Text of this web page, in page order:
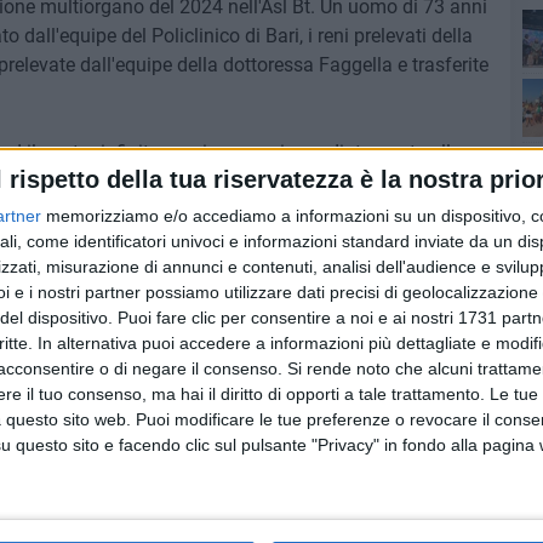
rispetto della tua riservatezza è la nostra
memorizziamo e/o accediamo a informazioni su un dispositivo,
come identificatori univoci e informazioni standard inviate da un
misurazione di annunci e contenuti, analisi dell'audience e
e i nostri partner possiamo utilizzare dati precisi di
dispositivo. Puoi fare clic per consentire a noi e ai nostri 1731
In alternativa puoi accedere a informazioni più dettagliate e
o di negare il consenso. Si rende noto che alcuni
il tuo consenso, ma hai il diritto di opporti a tale trattamento. Le
sito web. Puoi modificare le tue preferenze o revocare il
questo sito e facendo clic sul pulsante "Privacy" in fondo alla pagina
multiorgano del 2024 nell'Asl Bt. Un uomo di 73 anni
dall'equipe del Policlinico di Bari, i reni prelevati della
dall'equipe della dottoressa Faggella e trasferite
il nostro infinito grazie vanno immediatamente alla
Vitobello, coordinatore donazioni della Asl Bt. Un
sanitari del Dimiccoli che a vario titolo sono intervenuti
necessario un notevole impegno".
dell'Asl Bt Tiziana Dimatteo - è sempre di più una
Siamo certi che questa ennesima commovente
stimolo ed esempio. Ringrazio tutte le equipe che
migliori perché la donazione possa essere la via
vita che continua".